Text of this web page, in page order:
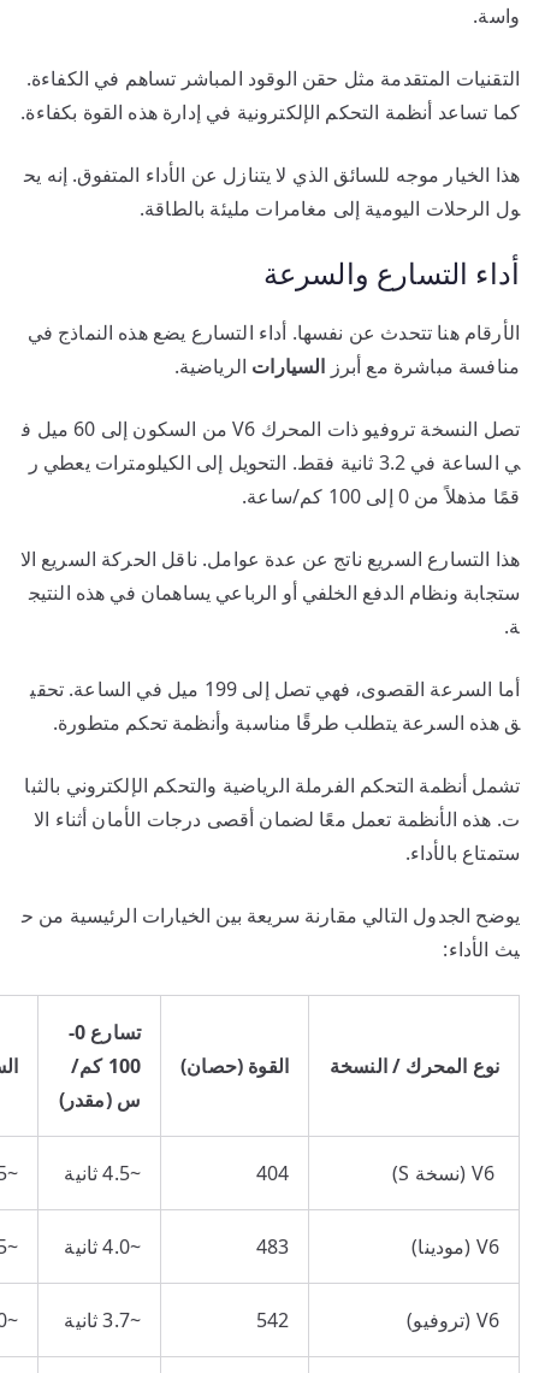
واسة.
التقنيات المتقدمة مثل حقن الوقود المباشر تساهم في الكفاءة.
كما تساعد أنظمة التحكم الإلكترونية في إدارة هذه القوة بكفاءة.
هذا الخيار موجه للسائق الذي لا يتنازل عن الأداء المتفوق. إنه يح
ول الرحلات اليومية إلى مغامرات مليئة بالطاقة.
أداء التسارع والسرعة
الأرقام هنا تتحدث عن نفسها. أداء التسارع يضع هذه النماذج في
منافسة مباشرة مع أبرز السيارات الرياضية.
تصل النسخة تروفيو ذات المحرك V6 من السكون إلى 60 ميل ف
ي الساعة في 3.2 ثانية فقط. التحويل إلى الكيلومترات يعطي ر
قمًا مذهلاً من 0 إلى 100 كم/ساعة.
هذا التسارع السريع ناتج عن عدة عوامل. ناقل الحركة السريع الا
ستجابة ونظام الدفع الخلفي أو الرباعي يساهمان في هذه النتيج
ة.
أما السرعة القصوى، فهي تصل إلى 199 ميل في الساعة. تحقي
ق هذه السرعة يتطلب طرقًا مناسبة وأنظمة تحكم متطورة.
تشمل أنظمة التحكم الفرملة الرياضية والتحكم الإلكتروني بالثبا
ت. هذه الأنظمة تعمل معًا لضمان أقصى درجات الأمان أثناء الا
ستمتاع بالأداء.
يوضح الجدول التالي مقارنة سريعة بين الخيارات الرئيسية من ح
يث الأداء:
نوع المحرك / النسخة القوة (حصان)
تسارع 0-
100 كم/
س (مقدر)
V6 (نسخة S) 404 ~4.5 ثانية ~285 كم/س
V6 (مودينا) 483 ~4.0 ثانية ~295 كم/س
V6 (تروفيو) 542 ~3.7 ثانية ~320 كم/س